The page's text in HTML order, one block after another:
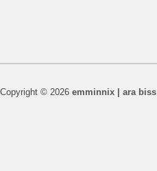
Copyright © 2026 emminnix | ara biss